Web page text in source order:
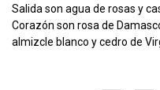
Salida son agua de rosas y
Corazón son rosa de
almizcle blanco y cedro de